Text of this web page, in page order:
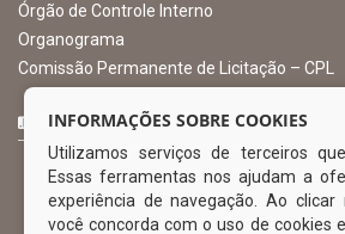
Órgão de Controle Interno
Organograma
Comissão Permanente de Licitação – CPL
CURTA NOSSA FAN PAGE
INFORMAÇÕES SOBRE COOKIES
Utilizamos serviços de terceiros
Essas ferramentas nos ajudam a
experiência de navegação. Ao clicar
você concorda com o uso de cookies